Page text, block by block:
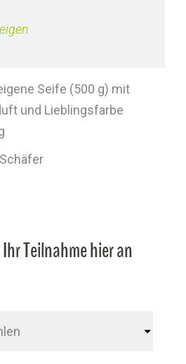
Seife (500 g) mit
und Lieblingsfarbe
Teilnahme hier an